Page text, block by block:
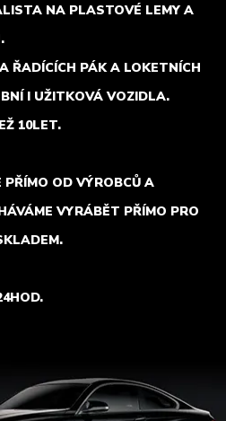
NA PLASTOVÉ LEMY A
ŘADÍCÍCH PÁK A LOKETNÍCH
I UŽITKOVÁ VOZIDLA.
10LET.
PŘÍMO OD VÝROBCŮ A
VYRÁBĚT PŘÍMO PRO